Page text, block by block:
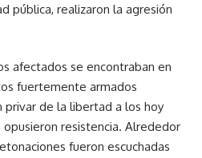
pública, realizaron la agresión
afectados se encontraban en
fuertemente armados
de la libertad a los hoy
resistencia. Alrededor
fueron escuchadas